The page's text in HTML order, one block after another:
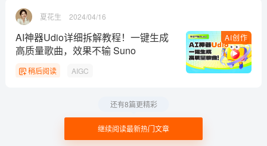
夏花生 2024/04/16
AI创作
AI神器Udio详细拆解教程！一键生成
高质量歌曲，效果不输 Suno
稍后阅读 AIGC
继续阅读最新热门文章
还有8篇更精彩